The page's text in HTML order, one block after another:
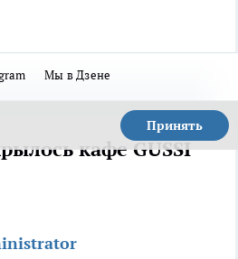
Мы в Дзене
Принять
кафе GUSSI